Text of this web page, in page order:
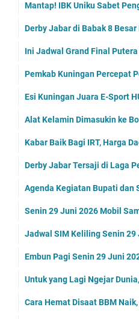
Mantap! IBK Uniku Sabet
Derby Jabar di Babak 8
Ini Jadwal Grand Final
Pemkab Kuningan Percepat
Esi Kuningan Juara E-Sport
Alat Kelamin Dimasukin ke
Kabar Baik Bagi IRT, Harga
Derby Jabar Tersaji di Laga
Agenda Kegiatan Bupati dan
Senin 29 Juni 2026 Mobil
Jadwal SIM Keliling Senin 29
Embun Pagi Senin 29 Juni
Untuk yang Lagi Ngejar
Cara Hemat Disaat BBM